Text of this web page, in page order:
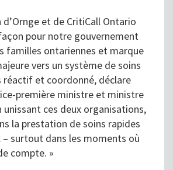
d’Ornge et de CritiCall Ontario
pour notre gouvernement
familles ontariennes et marque
vers un système de soins
réactif et coordonné, déclare
première ministre et ministre
unissant ces deux organisations,
la prestation de soins rapides
surtout dans les moments où
compte. »